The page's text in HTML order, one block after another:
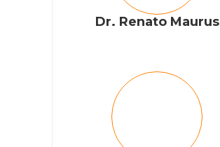
Dr. Renato Maurus